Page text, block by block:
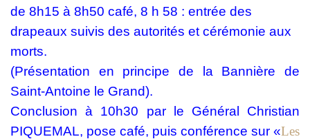
de 8h15 à 8h50 café, 8 h 58 : entrée des
drapeaux suivis des autorités et cérémonie aux
morts.
(Présentation en principe de la Bannière de
Saint-Antoine le Grand).
Conclusion à 10h30 par le Général Christian
PIQUEMAL, pose café, puis conférence sur «Les